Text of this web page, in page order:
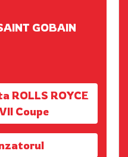
GOBAIN
ROLLS ROYCE
Coupe